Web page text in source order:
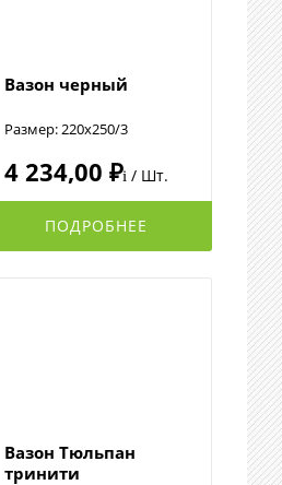
Вазон черный
Размер: 220x250/3
4 234,00 ₽i / Шт.
ПОДРОБНЕЕ
Вазон Тюльпан
тринити